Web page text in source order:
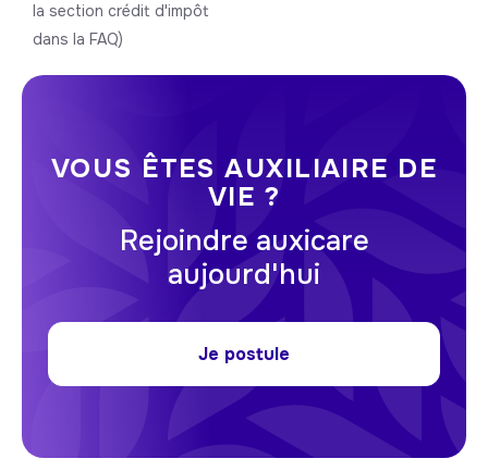
la section crédit d'impôt
dans la FAQ)
VOUS ÊTES AUXILIAIRE DE
VIE ?
Rejoindre auxicare
aujourd'hui
Je postule